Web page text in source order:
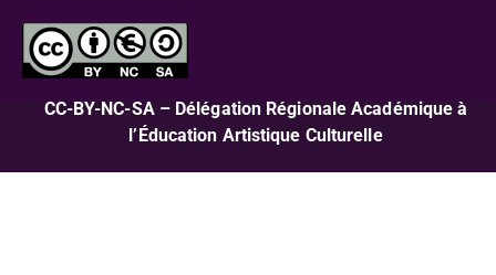
CC-BY-NC-SA – Délégation Régionale Académique à
l’Éducation Artistique Culturelle